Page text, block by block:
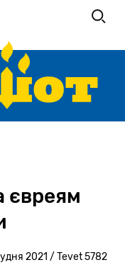
євреям
2021 / Tevet 5782